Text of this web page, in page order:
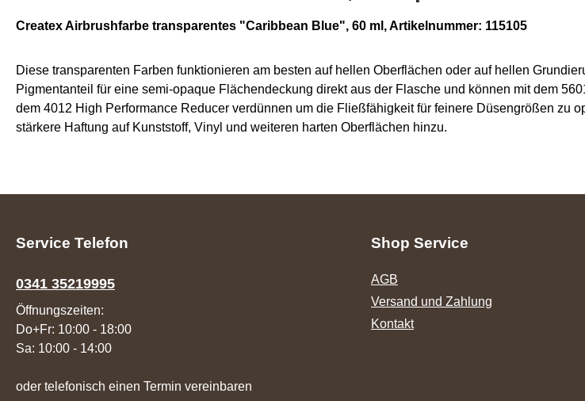
Createx Airbrushfarbe transparentes "Caribbean Blue", 60 ml, Artikelnummer: 115105
Diese transparenten Farben funktionieren am besten auf hellen Oberflächen oder auf hellen
Pigmentanteil für eine semi-opaque Flächendeckung direkt aus der Flasche und können mit dem
dem 4012 High Performance Reducer verdünnen um die Fließfähigkeit für feinere Düsengrößen zu
stärkere Haftung auf Kunststoff, Vinyl und weiteren harten Oberflächen hinzu.
Service Telefon
0341 35219995
Öffnungszeiten:
Do+Fr: 10:00 - 18:00
Sa: 10:00 - 14:00
oder telefonisch einen Termin vereinbaren
Shop Service
AGB
Versand und Zahlung
Kontakt